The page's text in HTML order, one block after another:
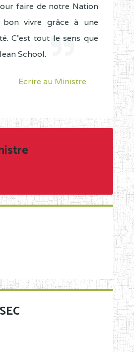
faire de notre Nation
vivre grâce à une
C'est tout le sens que
School.
Ecrire au Ministre